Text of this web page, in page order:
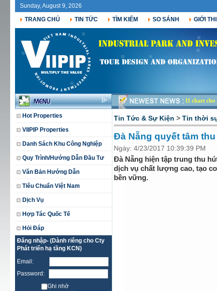
Sunday, August 9, 2026
TRANG CHỦ
TIN TỨC TÌM KIẾM SO SÁNH GIỚI
Hot Properties
VIIPIP Properties
Danh Sách Khu Công Nghiệp
Quy Trình/Hướng Dẫn Đầu Tư
Văn Bản Hướng Dẫn
Tiêu Chuẩn Việt Nam
Dịch Vụ
Hợp Tác Quốc Tế
Hỏi Đáp
Đăng nhập- (Dành riêng cho Cty
Phát triển hạ tầng KCN)
Email:
Password:
Ghi nhớ
11 chart
Tin Tức & Sự Kiện > Tin thời
Đà Nẵng quyết tâm
Ngày: 4/23/2017 10:39:39 PM
Đà Nẵng hiện tập trung thu
dịch vụ chất lượng cao, tạo
bền vững.